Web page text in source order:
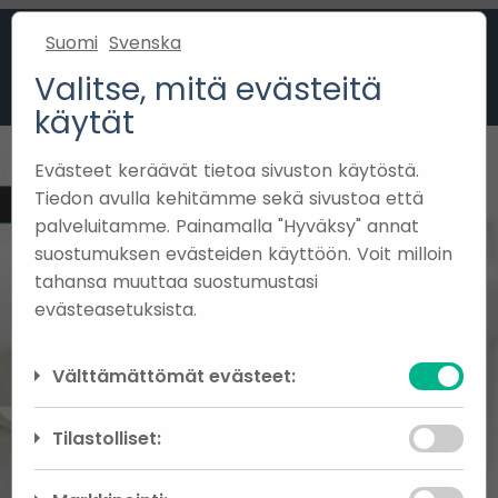
Suomi Svenska
Valitse, mitä evästeitä
käytät
Evästeet keräävät tietoa sivuston käytöstä.
Tiedon avulla kehitämme sekä sivustoa että
palveluitamme. Painamalla "Hyväksy" annat
suostumuksen evästeiden käyttöön. Voit milloin
tahansa muuttaa suostumustasi
evästeasetuksista.
Välttämättömät evästeet:
tekemään verkkosivustosta käyttökelpoisen
sallimalla perustoimintoja kuten sivulla
Tilastolliset: